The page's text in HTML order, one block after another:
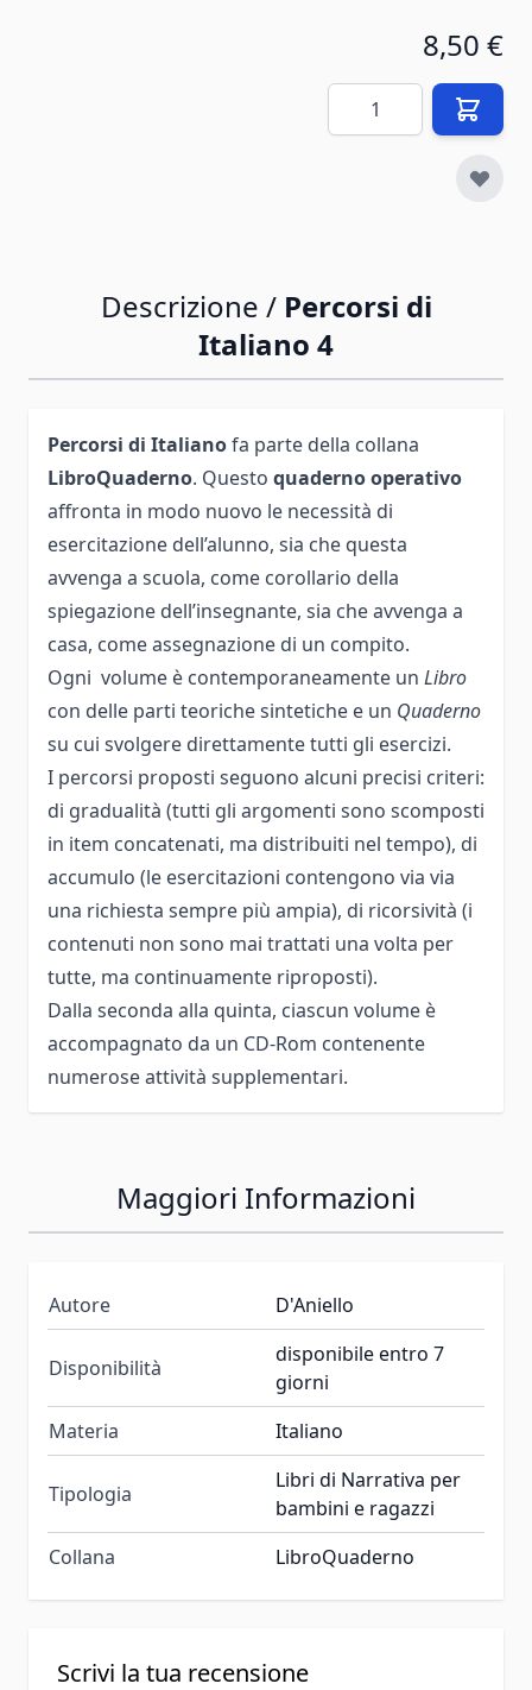
8,50 €
Quantità
Descrizione / Percorsi di
Italiano 4
Percorsi di Italianofa parte della collana
LibroQuaderno. Questo quaderno operativo
affronta in modo nuovo le necessità di
esercitazione dell’alunno, sia che questa
avvenga a scuola, come corollario della
spiegazione dell’insegnante, sia che avvenga a
casa, come assegnazione di un compito.
Ogni volume è contemporaneamente un Libro
con delle parti teoriche sintetiche e un Quaderno
su cui svolgere direttamente tutti gli esercizi.
I percorsi proposti seguono alcuni precisi criteri:
di gradualità (tutti gli argomenti sono scomposti
in item concatenati, ma distribuiti nel tempo), di
accumulo (le esercitazioni contengono via via
una richiesta sempre più ampia), di ricorsività (i
contenuti non sono mai trattati una volta per
tutte, ma continuamente riproposti).
Dalla seconda alla quinta, ciascun volume è
accompagnato da un CD-Rom contenente
numerose attività supplementari.
Maggiori Informazioni
Autore D'Aniello
Disponibilità
disponibile entro 7
giorni
Materia
Italiano
Tipologia
Libri di Narrativa per
bambini e ragazzi
Collana
LibroQuaderno
Scrivi la tua recensione